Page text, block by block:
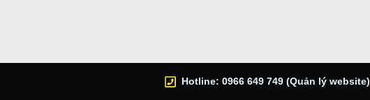
Hotline: 0966 649 749 (Quản lý website)